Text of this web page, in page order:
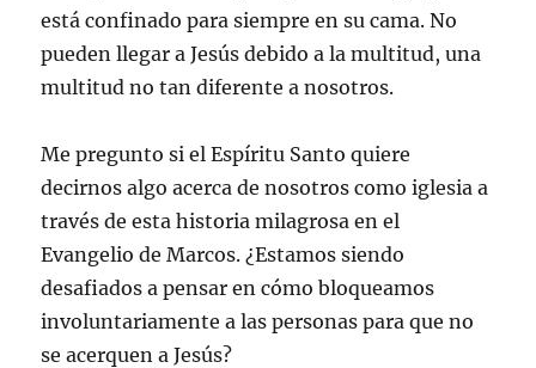
está confinado para siempre en su cama. No
pueden llegar a Jesús debido a la multitud, una
multitud no tan diferente a nosotros.
Me pregunto si el Espíritu Santo quiere
decirnos algo acerca de nosotros como iglesia a
través de esta historia milagrosa en el
Evangelio de Marcos. ¿Estamos siendo
desafiados a pensar en cómo bloqueamos
involuntariamente a las personas para que no
se acerquen a Jesús?